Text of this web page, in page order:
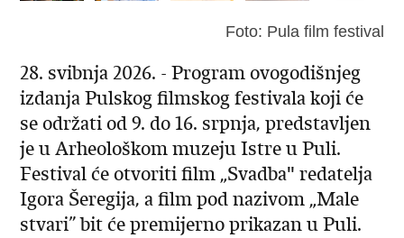
Foto: Pula film festival
28. svibnja 2026. - Program ovogodišnjeg
izdanja Pulskog filmskog festivala koji će
se održati od 9. do 16. srpnja, predstavljen
je u Arheološkom muzeju Istre u Puli.
Festival će otvoriti film „Svadba" redatelja
Igora Šeregija, a film pod nazivom „Male
stvari” bit će premijerno prikazan u Puli.